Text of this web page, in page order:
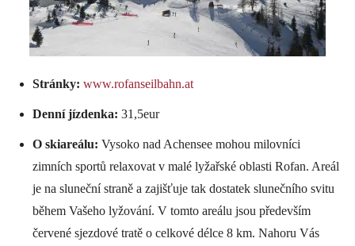
Stránky: www.rofanseilbahn.at
Denní jízdenka: 31,5eur
O skiareálu: Vysoko nad Achensee mohou milovníci
zimních sportů relaxovat v malé lyžařské oblasti Rofan. Areál
je na sluneční straně a zajišťuje tak dostatek slunečního svitu
během Vašeho lyžování. V tomto areálu jsou především
červené sjezdové tratě o celkové délce 8 km. Nahoru Vás